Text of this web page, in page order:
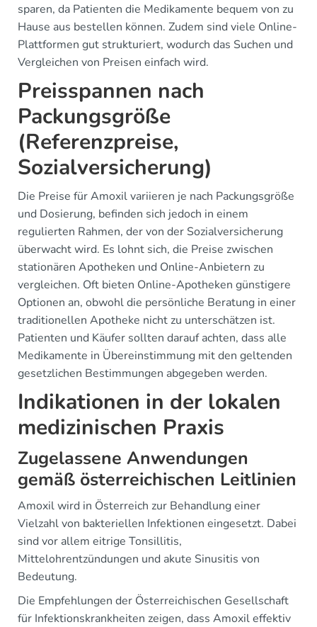
sparen, da Patienten die Medikamente bequem von zu
Hause aus bestellen können. Zudem sind viele Online-
Plattformen gut strukturiert, wodurch das Suchen und
Vergleichen von Preisen einfach wird.
Preisspannen nach
Packungsgröße
(Referenzpreise,
Sozialversicherung)
Die Preise für Amoxil variieren je nach Packungsgröße
und Dosierung, befinden sich jedoch in einem
regulierten Rahmen, der von der Sozialversicherung
überwacht wird. Es lohnt sich, die Preise zwischen
stationären Apotheken und Online-Anbietern zu
vergleichen. Oft bieten Online-Apotheken günstigere
Optionen an, obwohl die persönliche Beratung in einer
traditionellen Apotheke nicht zu unterschätzen ist.
Patienten und Käufer sollten darauf achten, dass alle
Medikamente in Übereinstimmung mit den geltenden
gesetzlichen Bestimmungen abgegeben werden.
Indikationen in der lokalen
medizinischen Praxis
Zugelassene Anwendungen
gemäß österreichischen Leitlinien
Amoxil wird in Österreich zur Behandlung einer
Vielzahl von bakteriellen Infektionen eingesetzt. Dabei
sind vor allem eitrige Tonsillitis,
Mittelohrentzündungen und akute Sinusitis von
Bedeutung.
Die Empfehlungen der Österreichischen Gesellschaft
für Infektionskrankheiten zeigen, dass Amoxil effektiv